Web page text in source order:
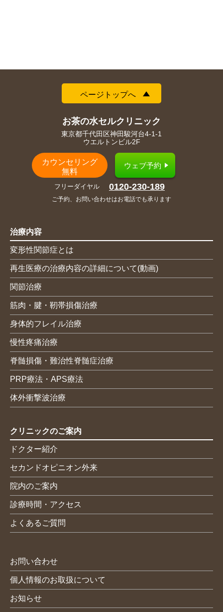
ページトップへ
お茶の水セルクリニック
東京都千代田区神田駿河台4-1-1
ウエルトンビル2F
カウンセリング
無料
ウェブ予約
フリーダイヤル 0120-230-189
ご予約、お問い合わせはお電話でも承ります
治療内容
変形性関節症とは
再生医療の治療内容の詳細について(動画)
関節治療
筋肉・腱・靭帯損傷治療
身体的フレイル治療
慢性疼痛治療
脊髄損傷・難治性脊髄症治療
PRP療法・APS療法
体外衝撃波治療
クリニックのご案内
ドクター紹介
セカンドオピニオン外来
院内のご案内
診療時間・アクセス
よくあるご質問
お問い合わせ
個人情報のお取扱について
お知らせ